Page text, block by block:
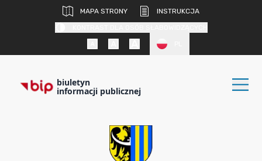
MAPA STRONY
INSTRUKCJA
biuletyn
informacji publicznej